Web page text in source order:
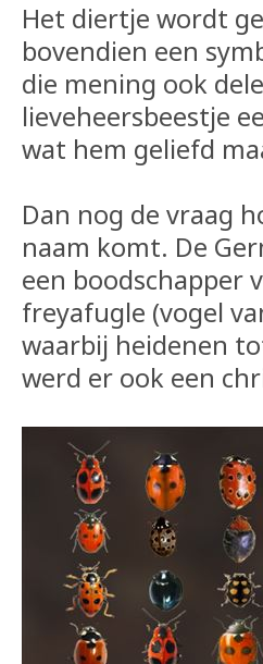
Het diertje wordt
bovendien een
die mening ook
lieveheersbeestje
wat hem geliefd
Dan nog de vraag
naam komt. De
een boodschapper
freyafugle (vogel
waarbij heidenen
werd er ook een